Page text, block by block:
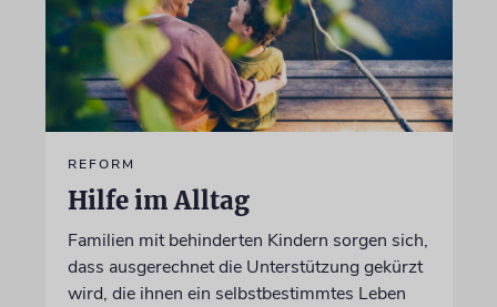
REFORM
Hilfe im Alltag
Familien mit behinderten Kindern sorgen sich,
dass ausgerechnet die Unterstützung gekürzt
wird, die ihnen ein selbstbestimmtes Leben